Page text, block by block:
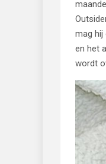
mag hij
en het
wordt